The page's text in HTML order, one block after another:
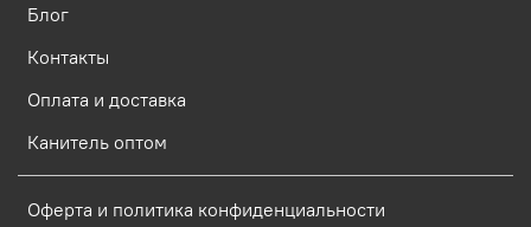
Блог
Контакты
Оплата и доставка
Канитель оптом
Оферта и политика конфиденциальности